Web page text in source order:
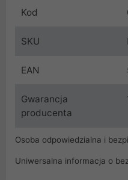
Kod
SKU
EAN
Gwarancja
producenta
Osoba odpowiedzialna i
Uniwersalna informacja o